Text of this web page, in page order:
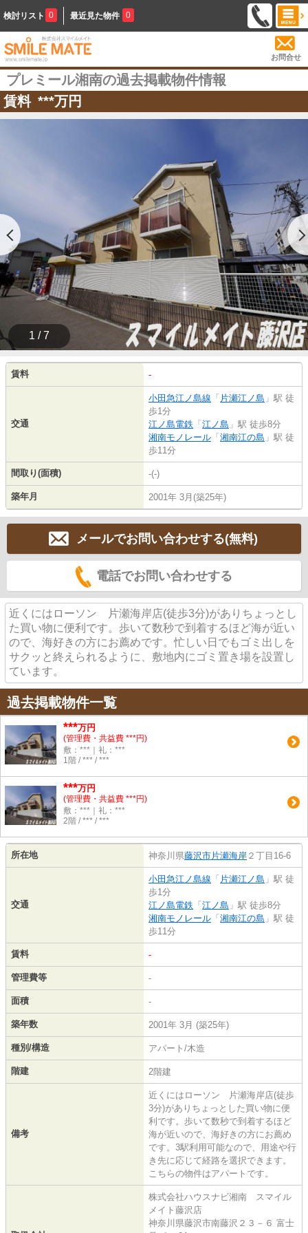
検討リスト 0 最近見た物件 0
お問合せ
プレミール湘南の過去掲載物件情報
賃料 ***万円
1 / 7
賃料 -
交通
小田急江ノ島線 「 片瀬江ノ島 」駅 徒
歩1分
江ノ島電鉄 「 江ノ島 」駅 徒歩8分
湘南モノレール 「 湘南江の島 」駅 徒
歩11分
間取り(面積) -(-)
築年月 2001年 3月(築25年)
メールでお問い合わせする(無料)
電話でお問い合わせする
近くにはローソン 片瀬海岸店(徒歩3分)がありちょっとし
た買い物に便利です。歩いて数秒で到着するほど海が近い
ので、海好きの方にお薦めです。忙しい日でもゴミ出しを
サクッと終えられるように、敷地内にゴミ置き場を設置し
ています。
過去掲載物件一覧
***万円
(管理費・共益費 ***円)
敷：***｜礼：***
1階 / *** / ***
***万円
(管理費・共益費 ***円)
敷：***｜礼：***
2階 / *** / ***
所在地 神奈川県藤沢市片瀬海岸 ２丁目16-6
交通
小田急江ノ島線 「 片瀬江ノ島 」駅 徒
歩1分
江ノ島電鉄 「 江ノ島 」駅 徒歩8分
湘南モノレール 「 湘南江の島 」駅 徒
歩11分
賃料 -
管理費等 -
面積 -
築年数 2001年 3月 (築25年)
種別/構造 アパート/木造
階建 2階建
備考
近くにはローソン 片瀬海岸店(徒歩
3分)がありちょっとした買い物に便
利です。歩いて数秒で到着するほど
海が近いので、海好きの方にお薦め
です。3駅利用可能なので、用途や行
き先に応じて経路を選択できます。
こちらの物件はアパートです。
株式会社ハウスナビ湘南 スマイル
メイト藤沢店
神奈川県藤沢市南藤沢２３－６ 富士